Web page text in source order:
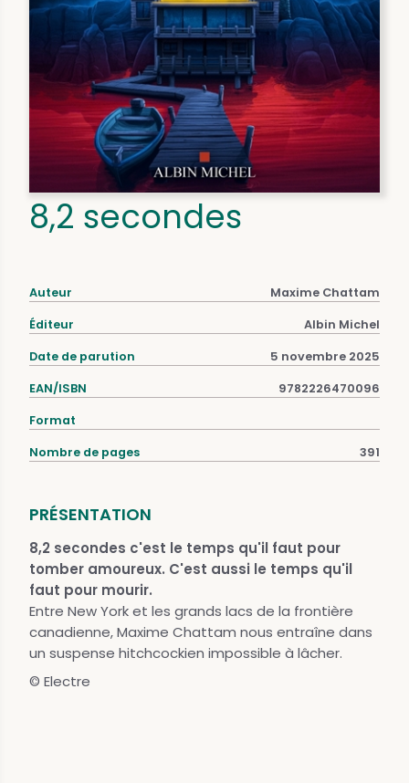
8,2 secondes
Auteur Maxime Chattam
Éditeur Albin Michel
Date de parution 5 novembre 2025
EAN/ISBN 9782226470096
Format
Nombre de pages 391
PRÉSENTATION
8,2 secondes c'est le temps qu'il faut pour
tomber amoureux. C'est aussi le temps qu'il
faut pour mourir.
Entre New York et les grands lacs de la frontière
canadienne, Maxime Chattam nous entraîne dans
un suspense hitchcockien impossible à lâcher.
© Electre